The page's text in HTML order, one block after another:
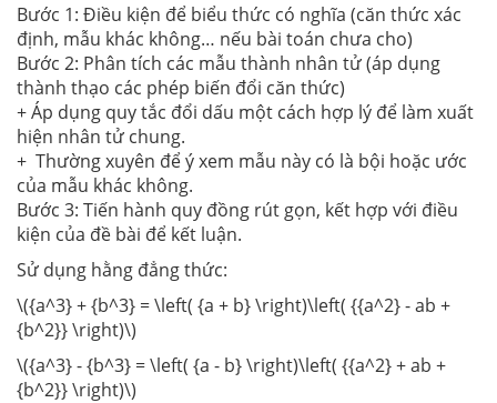
Bước 1: Điều kiện để biểu thức có nghĩa (căn thức xác
định, mẫu khác không… nếu bài toán chưa cho)
Bước 2: Phân tích các mẫu thành nhân tử (áp dụng
thành thạo các phép biến đổi căn thức)
+ Áp dụng quy tắc đổi dấu một cách hợp lý để làm xuất
hiện nhân tử chung.
+ Thường xuyên để ý xem mẫu này có là bội hoặc ước
của mẫu khác không.
Bước 3: Tiến hành quy đồng rút gọn, kết hợp với điều
kiện của đề bài để kết luận.
Sử dụng hằng đẳng thức:
\({a^3} + {b^3} = \left( {a + b} \right)\left( {{a^2} - ab +
{b^2}} \right)\)
\({a^3} - {b^3} = \left( {a - b} \right)\left( {{a^2} + ab +
{b^2}} \right)\)